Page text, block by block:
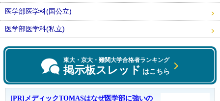
医学部医学科(国公立)
医学部医学科(私立)
東大・京大・難関大学合格者ランキング
掲示板スレッド はこちら